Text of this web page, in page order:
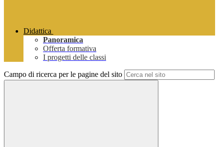
Didattica
Panoramica
Offerta formativa
I progetti delle classi
Campo di ricerca per le pagine del sito